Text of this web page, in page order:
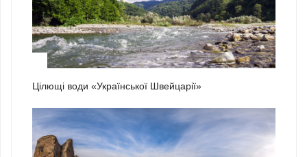
Цілющі води «Української Швейцарії»